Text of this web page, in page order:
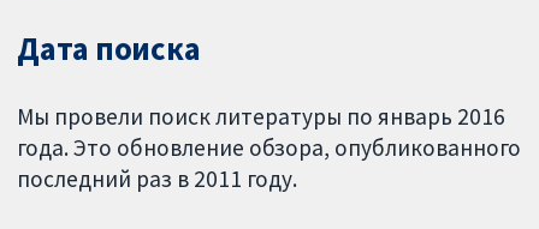
Дата поиска
Мы провели поиск литературы по январь 2016
года. Это обновление обзора, опубликованного
последний раз в 2011 году.